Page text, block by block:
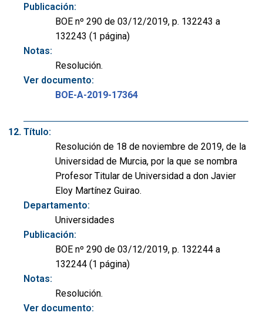
Publicación:
BOE nº 290 de 03/12/2019, p. 132243 a
132243 (1 página)
Notas:
Resolución.
Ver documento:
BOE-A-2019-17364
Título:
Resolución de 18 de noviembre de 2019, de la
Universidad de Murcia, por la que se nombra
Profesor Titular de Universidad a don Javier
Eloy Martínez Guirao.
Departamento:
Universidades
Publicación:
BOE nº 290 de 03/12/2019, p. 132244 a
132244 (1 página)
Notas:
Resolución.
Ver documento: